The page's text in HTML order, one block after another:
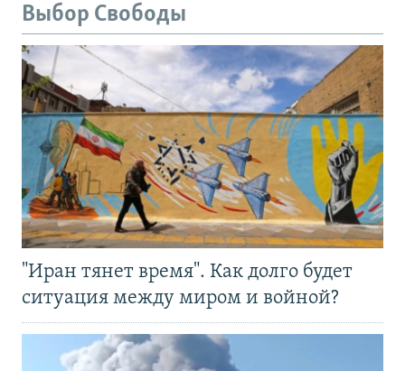
Выбор Свободы
"Иран тянет время". Как долго будет
ситуация между миром и войной?